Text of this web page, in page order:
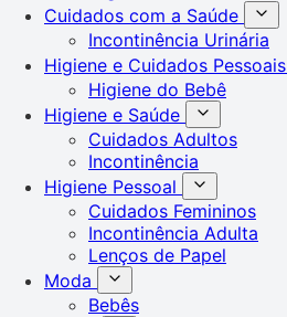
Cuidados com a Saúde
Incontinência Urinária
Higiene e Cuidados Pessoais
Higiene do Bebê
Higiene e Saúde
Cuidados Adultos
Incontinência
Higiene Pessoal
Cuidados Femininos
Incontinência Adulta
Lenços de Papel
Moda
Bebês